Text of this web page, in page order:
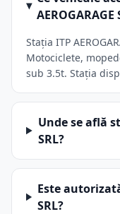
AEROGARAGE
Stația ITP
Motociclete,
sub 3.5t. Stația
Unde se află
SRL?
Este
SRL?